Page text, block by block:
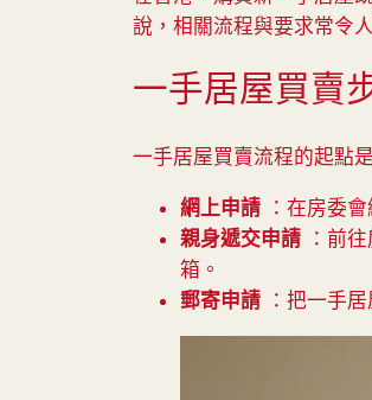
說，相關流程與要求常令
一手居屋買賣
一手居屋買賣流程的起點
網上申請 ：在房委
親身遞交申請 ：前
箱。
郵寄申請 ：把一手